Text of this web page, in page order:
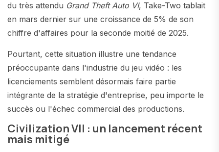
du très attendu Grand Theft Auto VI, Take-Two tablait
en mars dernier sur une croissance de 5% de son
chiffre d'affaires pour la seconde moitié de 2025.
Pourtant, cette situation illustre une tendance
préoccupante dans l'industrie du jeu vidéo : les
licenciements semblent désormais faire partie
intégrante de la stratégie d'entreprise, peu importe le
succès ou l'échec commercial des productions.
Civilization VII : un lancement récent
mais mitigé